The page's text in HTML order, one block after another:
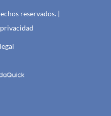
reservados. |